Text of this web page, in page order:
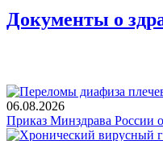
Документы о
06.08.2026
Приказ Минздрава России